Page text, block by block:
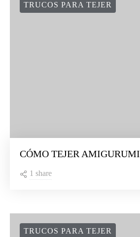
TRUCOS PARA TEJER
CÓMO TEJER AMIGURUMI
1 share
TRUCOS PARA TEJER